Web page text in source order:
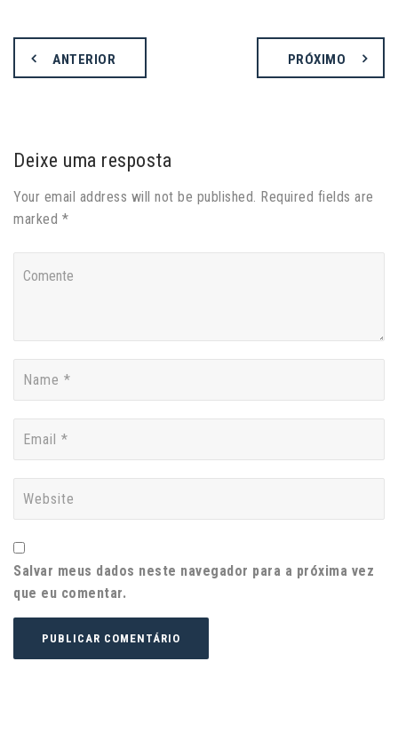
ANTERIOR PRÓXIMO
Deixe uma resposta
Your email address will not be published. Required fields are
marked *
Salvar meus dados neste navegador para a próxima vez
que eu comentar.